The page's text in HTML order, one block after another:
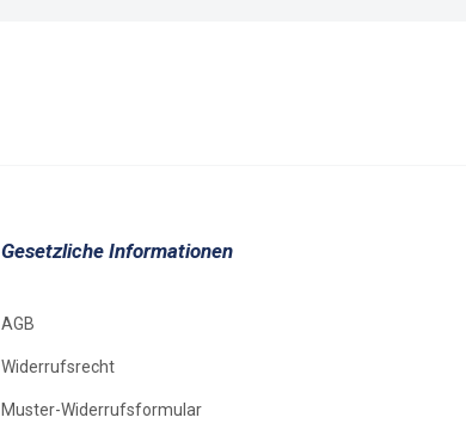
Gesetzliche Informationen
AGB
Widerrufsrecht
Muster-Widerrufsformular